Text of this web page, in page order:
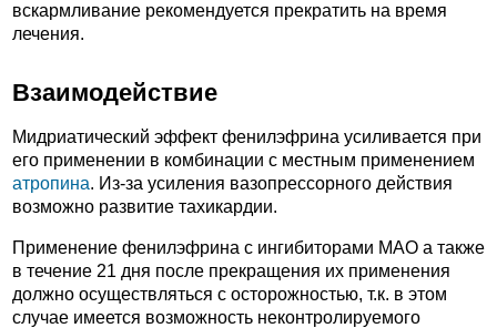
вскармливание рекомендуется прекратить на время
лечения.
Взаимодействие
Мидриатический эффект фенилэфрина усиливается при
его применении в комбинации с местным применением
атропина. Из-за усиления вазопрессорного действия
возможно развитие тахикардии.
Применение фенилэфрина с ингибиторами МАО а также
в течение 21 дня после прекращения их применения
должно осуществляться с осторожностью, т.к. в этом
случае имеется возможность неконтролируемого